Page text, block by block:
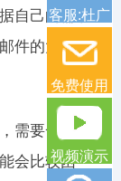
自己的需求
件的大小限
需要一定的
会比较困
客服:杜广
免费使用
视频演示